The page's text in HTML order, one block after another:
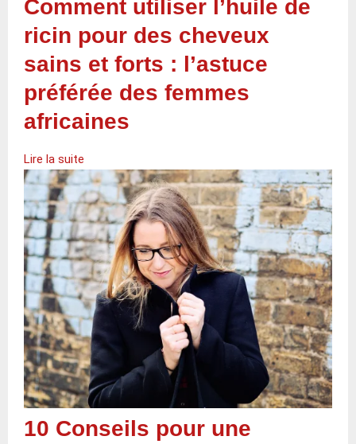
Comment utiliser l’huile de
ricin pour des cheveux
sains et forts : l’astuce
préférée des femmes
africaines
Lire la suite
10 Conseils pour une